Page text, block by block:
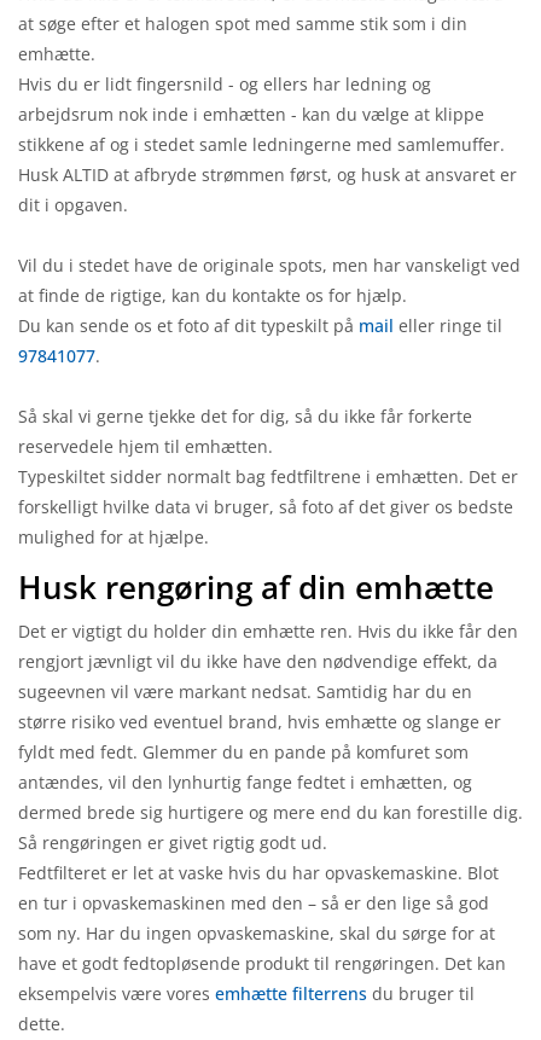
at søge efter et halogen spot med samme stik som i din
emhætte.
Hvis du er lidt fingersnild - og ellers har ledning og
arbejdsrum nok inde i emhætten - kan du vælge at klippe
stikkene af og i stedet samle ledningerne med samlemuffer.
Husk ALTID at afbryde strømmen først, og husk at ansvaret er
dit i opgaven.
Vil du i stedet have de originale spots, men har vanskeligt ved
at finde de rigtige, kan du kontakte os for hjælp.
Du kan sende os et foto af dit typeskilt på mail eller ringe til
97841077.
Så skal vi gerne tjekke det for dig, så du ikke får forkerte
reservedele hjem til emhætten.
Typeskiltet sidder normalt bag fedtfiltrene i emhætten. Det er
forskelligt hvilke data vi bruger, så foto af det giver os bedste
mulighed for at hjælpe.
Husk rengøring af din emhætte
Det er vigtigt du holder din emhætte ren. Hvis du ikke får den
rengjort jævnligt vil du ikke have den nødvendige effekt, da
sugeevnen vil være markant nedsat. Samtidig har du en
større risiko ved eventuel brand, hvis emhætte og slange er
fyldt med fedt. Glemmer du en pande på komfuret som
antændes, vil den lynhurtig fange fedtet i emhætten, og
dermed brede sig hurtigere og mere end du kan forestille dig.
Så rengøringen er givet rigtig godt ud.
Fedtfilteret er let at vaske hvis du har opvaskemaskine. Blot
en tur i opvaskemaskinen med den – så er den lige så god
som ny. Har du ingen opvaskemaskine, skal du sørge for at
have et godt fedtopløsende produkt til rengøringen. Det kan
eksempelvis være vores emhætte filterrens du bruger til
dette.